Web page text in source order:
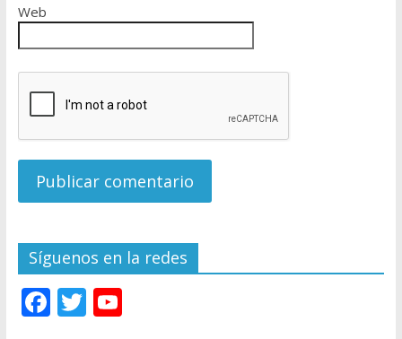
Web
Síguenos en la redes
F T Y